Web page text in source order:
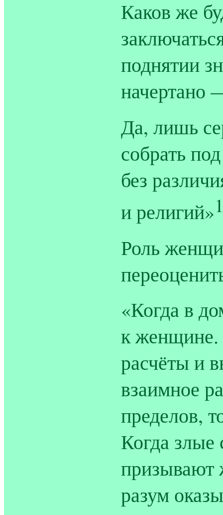
Каков же
поднятии
начертано
Да, лишь
собрать
без
и религий»
Роль
«Когда в
к женщине.
расчёты и
взаимное
пределов,
Когда злые
призывают
разум